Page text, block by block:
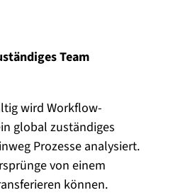
Team
wird Workflow-
global zuständiges
Prozesse analysiert.
von einem
können.